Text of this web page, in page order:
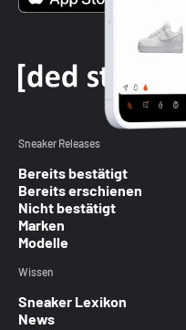
Sneaker Releases
Bereits bestätigt
Bereits erschienen
Nicht bestätigt
Marken
Modelle
Wissen
Sneaker Lexikon
News